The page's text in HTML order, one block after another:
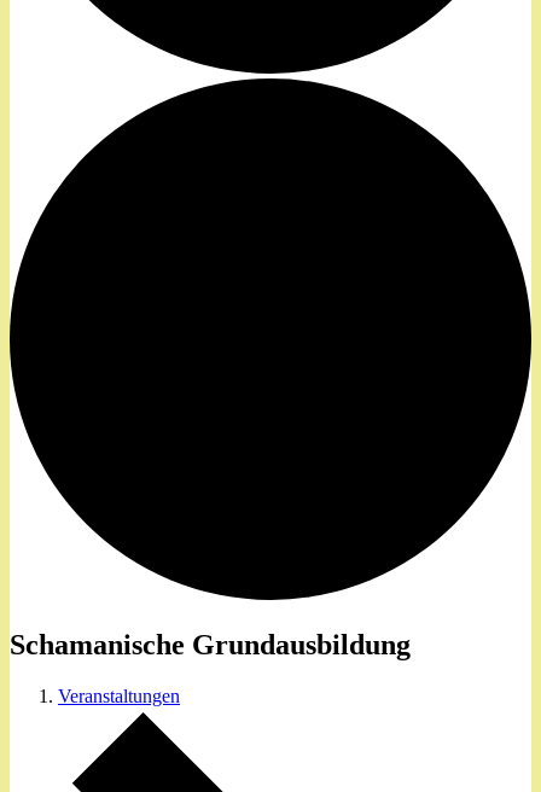
Schamanische Grundausbildung
Veranstaltungen